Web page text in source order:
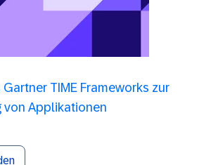
TIME Frameworks zur
von Applikationen